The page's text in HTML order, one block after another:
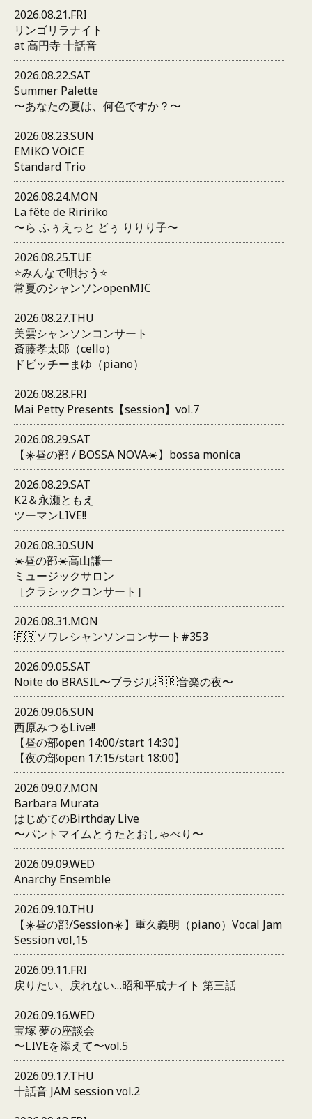
2026.08.21.FRI
リンゴリラナイト
at 高円寺 十話音
2026.08.22.SAT
Summer Palette
〜あなたの夏は、何色ですか？〜
2026.08.23.SUN
EMiKO VOiCE
Standard Trio
2026.08.24.MON
La fête de Riririko
〜ら ふぅえっと どぅ りりり子〜
2026.08.25.TUE
⭐️みんなで唄おう⭐️
常夏のシャンソンopenMIC
2026.08.27.THU
美雲シャンソンコンサート
斎藤孝太郎（cello）
ドビッチーまゆ（piano）
2026.08.28.FRI
Mai Petty Presents【session】vol.7
2026.08.29.SAT
【☀️昼の部 / BOSSA NOVA☀️】bossa monica
2026.08.29.SAT
K2＆永瀬ともえ
ツーマンLIVE!!
2026.08.30.SUN
☀️昼の部☀️高山謙一
ミュージックサロン
［クラシックコンサート］
2026.08.31.MON
🇫🇷ソワレシャンソンコンサート#353
2026.09.05.SAT
Noite do BRASIL〜ブラジル🇧🇷音楽の夜〜
2026.09.06.SUN
西原みつるLive!!
【昼の部open 14:00/start 14:30】
【夜の部open 17:15/start 18:00】
2026.09.07.MON
Barbara Murata
はじめてのBirthday Live
〜パントマイムとうたとおしゃべり〜
2026.09.09.WED
Anarchy Ensemble
2026.09.10.THU
【☀️昼の部/Session☀️】重久義明（piano）Vocal Jam
Session vol,15
2026.09.11.FRI
戻りたい、戻れない…昭和平成ナイト 第三話
2026.09.16.WED
宝塚 夢の座談会
〜LIVEを添えて〜vol.5
2026.09.17.THU
十話音 JAM session vol.2